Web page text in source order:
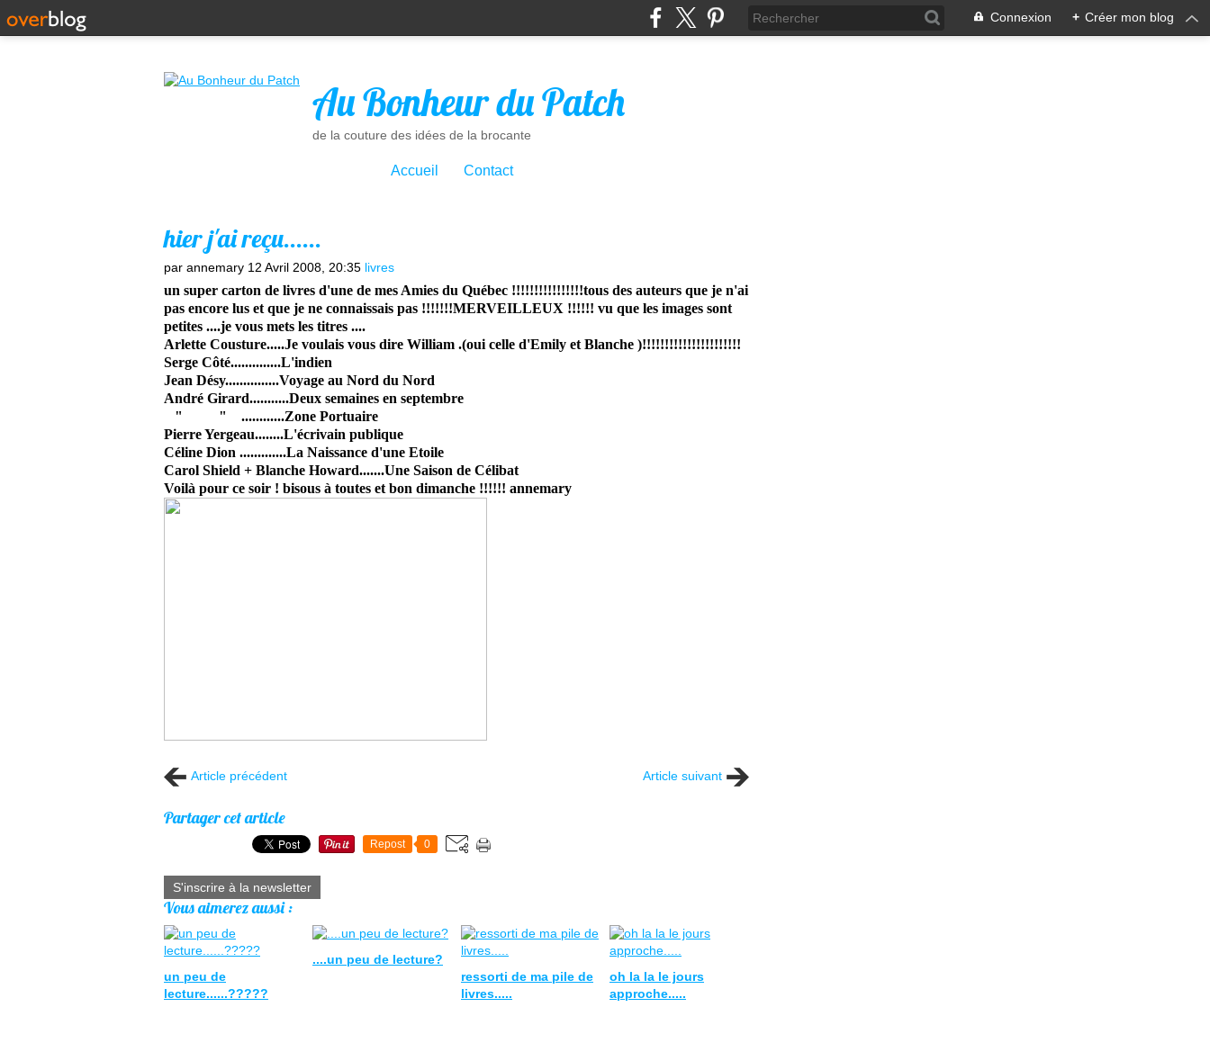
Connexion + Créer mon blog
Au Bonheur du Patch
de la couture des idées de la brocante
Accueil Contact
hier j'ai reçu......
par annemary 12 Avril 2008, 20:35 livres
un super carton de livres d'une de mes Amies du Québec !!!!!!!!!!!!!!!!tous des auteurs que je n'ai
pas encore lus et que je ne connaissais pas !!!!!!!MERVEILLEUX !!!!!! vu que les images sont
petites ....je vous mets les titres ....
Arlette Cousture.....Je voulais vous dire William .(oui celle d'Emily et Blanche )!!!!!!!!!!!!!!!!!!!!!!
Serge Côté..............L'indien
Jean Désy...............Voyage au Nord du Nord
André Girard...........Deux semaines en septembre
" " ............Zone Portuaire
Pierre Yergeau........L'écrivain publique
Céline Dion .............La Naissance d'une Etoile
Carol Shield + Blanche Howard.......Une Saison de Célibat
Voilà pour ce soir ! bisous à toutes et bon dimanche !!!!!! annemary
Article précédent Article suivant
Partager cet article
Repost 0
S'inscrire à la newsletter
Vous aimerez aussi :
un peu de
lecture......?????
....un peu de lecture?
ressorti de ma pile de
livres.....
oh la la le jours
approche.....